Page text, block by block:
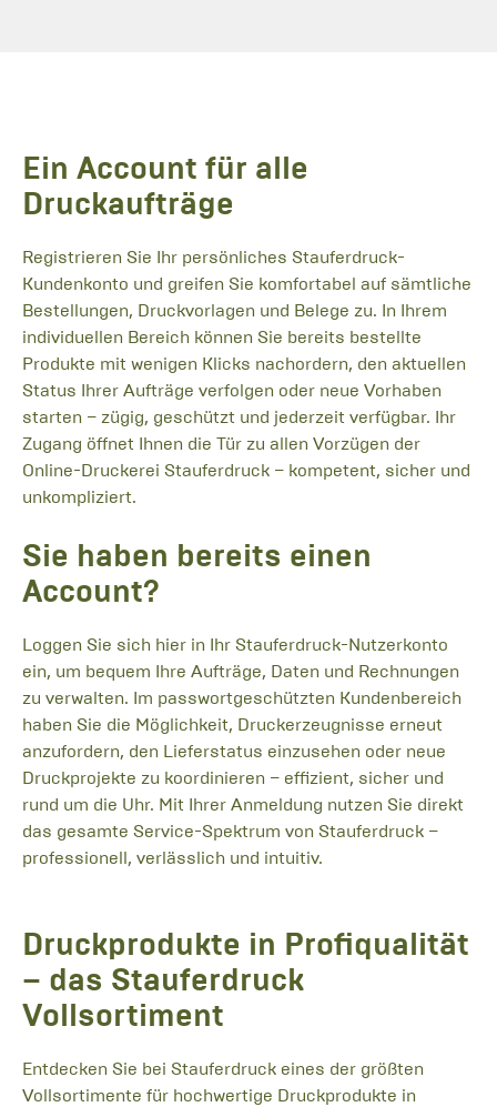
Ein Account für alle
Druckaufträge
Registrieren Sie Ihr persönliches Stauferdruck-
Kundenkonto und greifen Sie komfortabel auf sämtliche
Bestellungen, Druckvorlagen und Belege zu. In Ihrem
individuellen Bereich können Sie bereits bestellte
Produkte mit wenigen Klicks nachordern, den aktuellen
Status Ihrer Aufträge verfolgen oder neue Vorhaben
starten – zügig, geschützt und jederzeit verfügbar. Ihr
Zugang öffnet Ihnen die Tür zu allen Vorzügen der
Online-Druckerei Stauferdruck – kompetent, sicher und
unkompliziert.
Sie haben bereits einen
Account?
Loggen Sie sich hier in Ihr Stauferdruck-Nutzerkonto
ein, um bequem Ihre Aufträge, Daten und Rechnungen
zu verwalten. Im passwortgeschützten Kundenbereich
haben Sie die Möglichkeit, Druckerzeugnisse erneut
anzufordern, den Lieferstatus einzusehen oder neue
Druckprojekte zu koordinieren – effizient, sicher und
rund um die Uhr. Mit Ihrer Anmeldung nutzen Sie direkt
das gesamte Service-Spektrum von Stauferdruck –
professionell, verlässlich und intuitiv.
Druckprodukte in Profiqualität
– das Stauferdruck
Vollsortiment
Entdecken Sie bei Stauferdruck eines der größten
Vollsortimente für hochwertige Druckprodukte in